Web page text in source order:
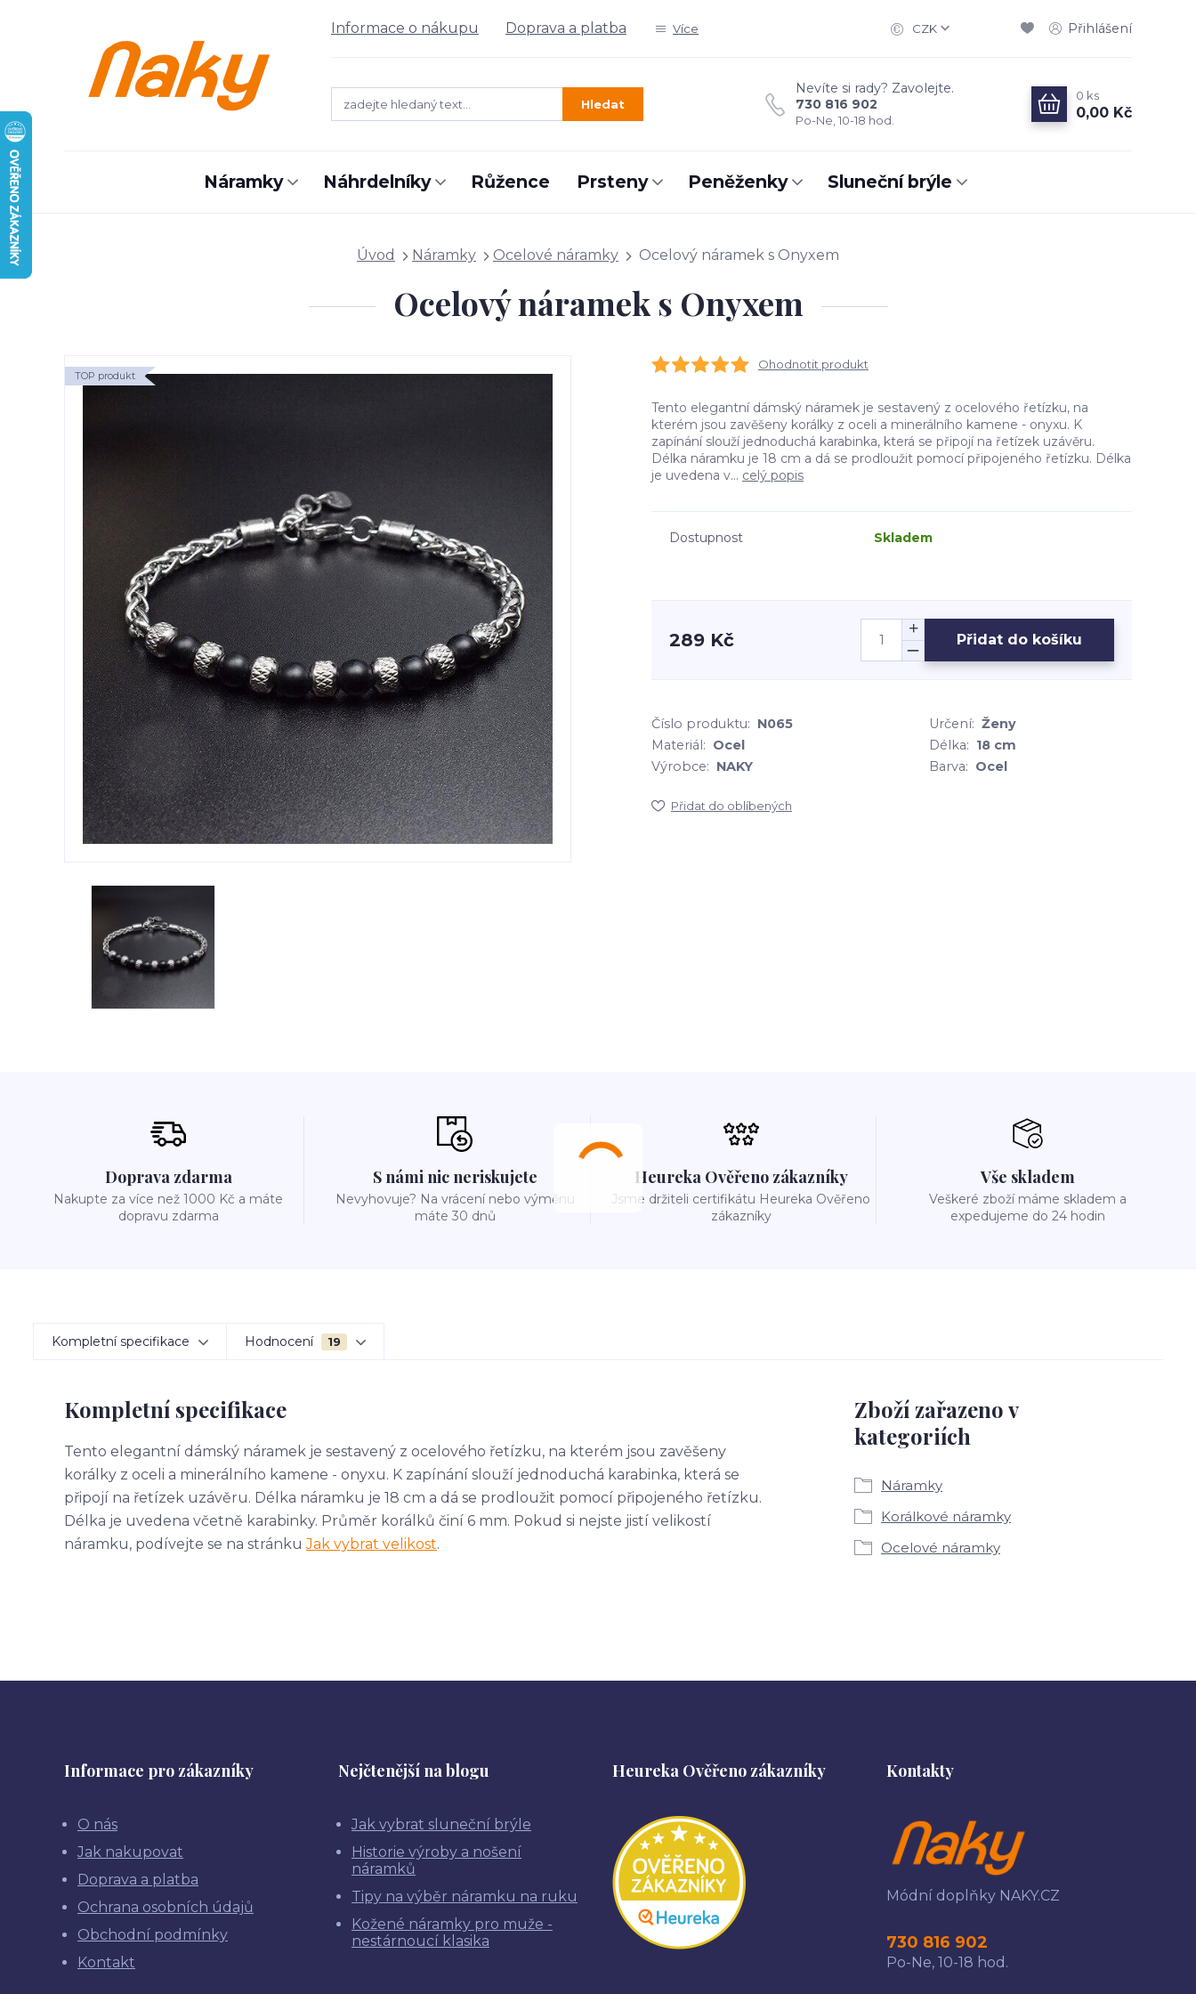
Informace o nákupu Doprava a platba Více CZK Přihlášení
Hledat
Nevíte si rady? Zavolejte.
730 816 902
Po-Ne, 10-18 hod.
0 ks
0,00 Kč
Náramky Náhrdelníky Růžence Prsteny Peněženky Sluneční brýle
Úvod Náramky Ocelové náramky Ocelový náramek s Onyxem
Ocelový náramek s Onyxem
TOP produkt
Ohodnotit produkt
Tento elegantní dámský náramek je sestavený z ocelového řetízku, na
kterém jsou zavěšeny korálky z oceli a minerálního kamene - onyxu. K
zapínání slouží jednoduchá karabinka, která se připojí na řetízek uzávěru.
Délka náramku je 18 cm a dá se prodloužit pomocí připojeného řetízku. Délka
je uvedena v... celý popis
Dostupnost Skladem
289 Kč Přidat do košíku
Číslo produktu: N065 Určení: Ženy
Materiál: Ocel Délka: 18 cm
Výrobce: NAKY Barva: Ocel
Přidat do oblíbených
Doprava zdarma
Nakupte za více než 1000 Kč a máte
dopravu zdarma
S námi nic neriskujete
Nevyhovuje? Na vrácení nebo výměnu
máte 30 dnů
Heureka Ověřeno zákazníky
Jsme držiteli certifikátu Heureka Ověřeno
zákazníky
Vše skladem
Veškeré zboží máme skladem a
expedujeme do 24 hodin
Kompletní specifikace Hodnocení 19
Kompletní specifikace
Tento elegantní dámský náramek je sestavený z ocelového řetízku, na kterém jsou zavěšeny
korálky z oceli a minerálního kamene - onyxu. K zapínání slouží jednoduchá karabinka, která se
připojí na řetízek uzávěru. Délka náramku je 18 cm a dá se prodloužit pomocí připojeného řetízku.
Délka je uvedena včetně karabinky. Průměr korálků činí 6 mm. Pokud si nejste jistí velikostí
náramku, podívejte se na stránkuJak vybrat velikost.
Zboží zařazeno v
kategoriích
Náramky
Korálkové náramky
Ocelové náramky
Informace pro zákazníky
O nás
Jak nakupovat
Doprava a platba
Ochrana osobních údajů
Obchodní podmínky
Kontakt
Nejčtenější na blogu
Jak vybrat sluneční brýle
Historie výroby a nošení
náramků
Tipy na výběr náramku na ruku
Kožené náramky pro muže -
nestárnoucí klasika
Heureka Ověřeno zákazníky Kontakty
Módní doplňky NAKY.CZ
730 816 902
Po-Ne, 10-18 hod.